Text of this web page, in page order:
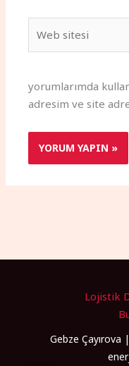
sitesi
yorumlarımda
adresim ve site
Lojistik
Gebze